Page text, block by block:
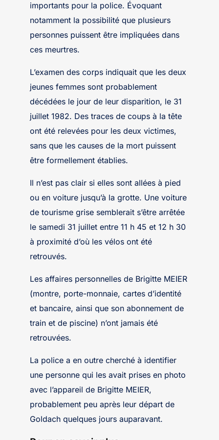
importants pour la police. Évoquant
notamment la possibilité que plusieurs
personnes puissent être impliquées dans
ces meurtres.
L’examen des corps indiquait que les deux
jeunes femmes sont probablement
décédées le jour de leur disparition, le 31
juillet 1982. Des traces de coups à la tête
ont été relevées pour les deux victimes,
sans que les causes de la mort puissent
être formellement établies.
Il n’est pas clair si elles sont allées à pied
ou en voiture jusqu’à la grotte. Une voiture
de tourisme grise semblerait s’être arrêtée
le samedi 31 juillet entre 11 h 45 et 12 h 30
à proximité d’où les vélos ont été
retrouvés.
Les affaires personnelles de Brigitte MEIER
(montre, porte-monnaie, cartes d’identité
et bancaire, ainsi que son abonnement de
train et de piscine) n’ont jamais été
retrouvées.
La police a en outre cherché à identifier
une personne qui les avait prises en photo
avec l’appareil de Brigitte MEIER,
probablement peu après leur départ de
Goldach quelques jours auparavant.